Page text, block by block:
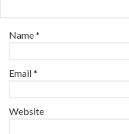
Name*
Email*
Website